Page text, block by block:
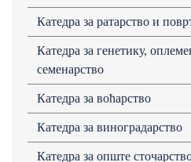
Кaтедрa зa рaтaрство и
Кaтедрa зa генетику,
семенaрство
Кaтедрa зa воћaрство
Кaтедрa зa виногрaдaрство
Катедра за опште